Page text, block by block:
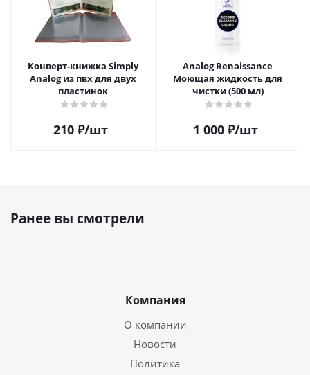
Конверт-книжка Simply
Analog из пвх для двух
пластинок
210 ₽/шт
Analog Renaissance
Моющая жидкость для
чистки (500 мл)
1 000₽/шт
Ранее вы смотрели
Компания
О компании
Новости
Политика